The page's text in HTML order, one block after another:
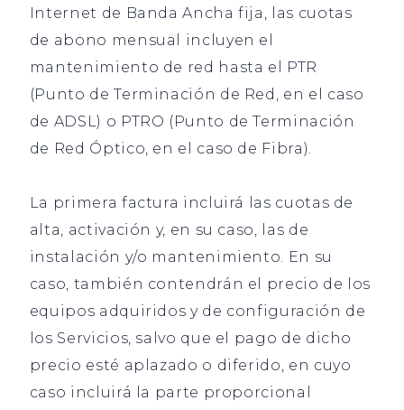
Internet de Banda Ancha fija, las cuotas
de abono mensual incluyen el
mantenimiento de red hasta el PTR
(Punto de Terminación de Red, en el caso
de ADSL) o PTRO (Punto de Terminación
de Red Óptico, en el caso de Fibra).
La primera factura incluirá las cuotas de
alta, activación y, en su caso, las de
instalación y/o mantenimiento. En su
caso, también contendrán el precio de los
equipos adquiridos y de configuración de
los Servicios, salvo que el pago de dicho
precio esté aplazado o diferido, en cuyo
caso incluirá la parte proporcional